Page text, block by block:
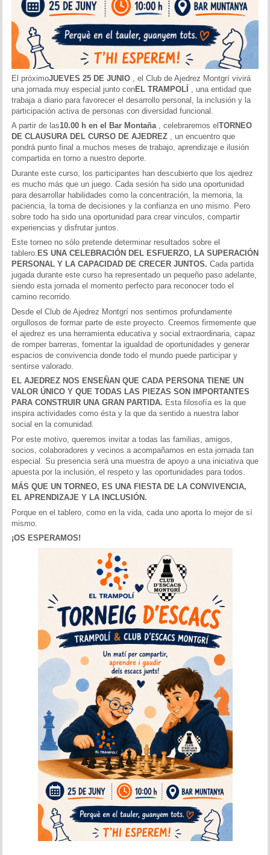
El próximoJUEVES 25 DE JUNIO , el Club de Ajedrez Montgrí vivirá
una jornada muy especial junto conEL TRAMPOLÍ , una entidad que
trabaja a diario para favorecer el desarrollo personal, la inclusión y la
participación activa de personas con diversidad funcional.
A partir de las10.00 h en el Bar Montaña, celebraremos el TORNEO
DE CLAUSURA DEL CURSO DE AJEDREZ , un encuentro que
pondrá punto final a muchos meses de trabajo, aprendizaje e ilusión
compartida en torno a nuestro deporte.
Durante este curso, los participantes han descubierto que los ajedrez
es mucho más que un juego. Cada sesión ha sido una oportunidad
para desarrollar habilidades como la concentración, la memoria, la
paciencia, la toma de decisiones y la confianza en uno mismo. Pero
sobre todo ha sido una oportunidad para crear vinculos, compartir
experiencias y disfrutar juntos.
Este torneo no sólo pretende determinar resultados sobre el
tablero. ES UNA CELEBRACIÓN DEL ESFUERZO, LA SUPERACIÓN
PERSONAL Y LA CAPACIDAD DE CRECER JUNTOS. Cada partida
jugada durante este curso ha representado un pequeño paso adelante,
siendo esta jornada el momento perfecto para reconocer todo el
camino recorrido.
Desde el Club de Ajedrez Montgrí nos sentimos profundamente
orgullosos de formar parte de este proyecto. Creemos firmemente que
el ajedrez es una herramienta educativa y social extraordinaria, capaz
de romper barreras, fomentar la igualdad de oportunidades y generar
espacios de convivencia donde todo el mundo puede participar y
sentirse valorado.
EL AJEDREZ NOS ENSEÑAN QUE CADA PERSONA TIENE UN
VALOR ÚNICO Y QUE TODAS LAS PIEZAS SON IMPORTANTES
PARA CONSTRUIR UNA GRAN PARTIDA. Esta filosofía es la que
inspira actividades como ésta y la que da sentido a nuestra labor
social en la comunidad.
Por este motivo, queremos invitar a todas las familias, amigos,
socios, colaboradores y vecinos a acompañarnos en esta jornada tan
especial. Su presencia será una muestra de apoyo a una iniciativa que
apuesta por la inclusión, el respeto y las oportunidades para todos.
MÁS QUE UN TORNEO, ES UNA FIESTA DE LA CONVIVENCIA,
EL APRENDIZAJE Y LA INCLUSIÓN.
Porque en el tablero, como en la vida, cada uno aporta lo mejor de sí
mismo.
¡OS ESPERAMOS!